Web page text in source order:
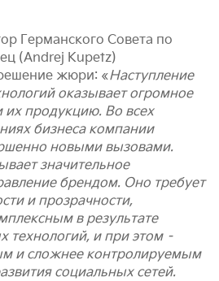
Германского Совета по
(Andrej Kupetz)
жюри: «Наступление
оказывает огромное
их продукцию. Во всех
бизнеса компании
новыми вызовами.
значительное
брендом. Оно требует
и прозрачности,
в результате
технологий, и при этом –
и сложнее контролируемым
социальных сетей.